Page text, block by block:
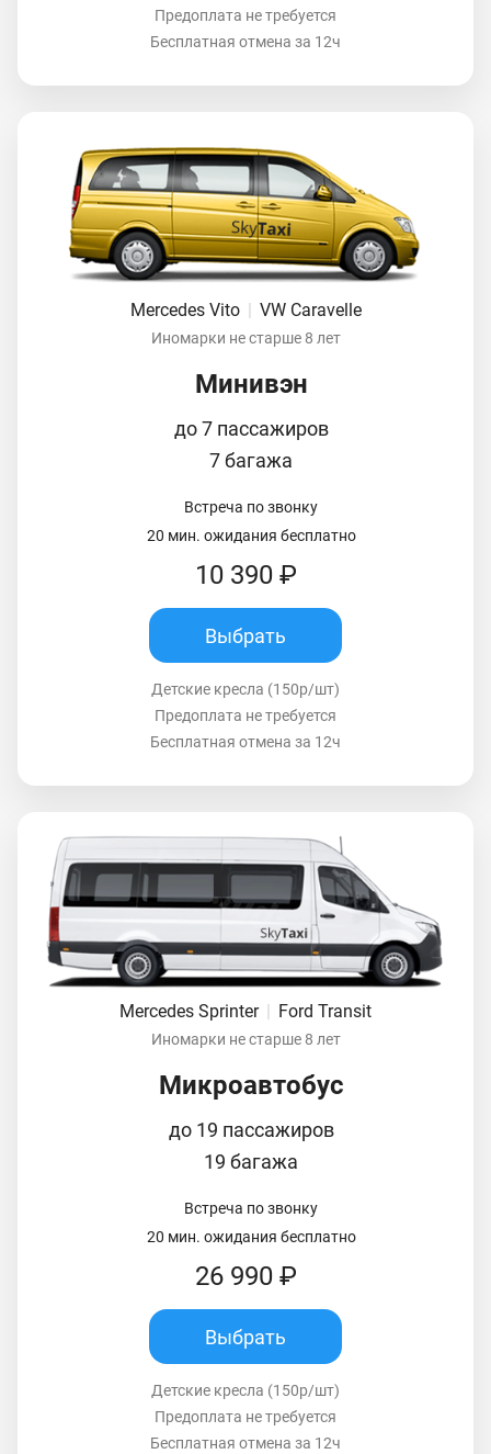
Предоплата не требуется
Бесплатная отмена за 12ч
Mercedes Vito VW Caravelle
Иномарки не старше 8 лет
Минивэн
до 7 пассажиров
7 багажа
Встреча по звонку
20 мин. ожидания бесплатно
10 390 ₽
Выбрать
Детские кресла (150р/шт)
Предоплата не требуется
Бесплатная отмена за 12ч
Mercedes Sprinter | Ford Transit
Иномарки не старше 8 лет
Микроавтобус
до 19 пассажиров
19 багажа
Встреча по звонку
20 мин. ожидания бесплатно
26 990 ₽
Выбрать
Детские кресла (150р/шт)
Предоплата не требуется
Бесплатная отмена за 12ч